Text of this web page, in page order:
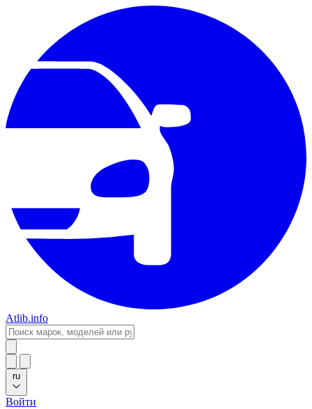
Atlib.info
ru
Войти